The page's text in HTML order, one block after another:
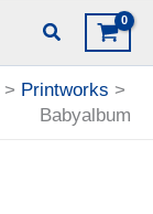
Printworks
Babyalbum